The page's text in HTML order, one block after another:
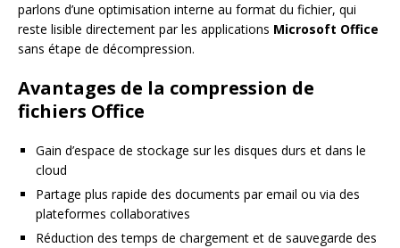
parlons d’une optimisation interne au format du fichier, qui
reste lisible directement par les applications Microsoft Office
sans étape de décompression.
Avantages de la compression de
fichiers Office
Gain d’espace de stockage sur les disques durs et dans le
cloud
Partage plus rapide des documents par email ou via des
plateformes collaboratives
Réduction des temps de chargement et de sauvegarde des